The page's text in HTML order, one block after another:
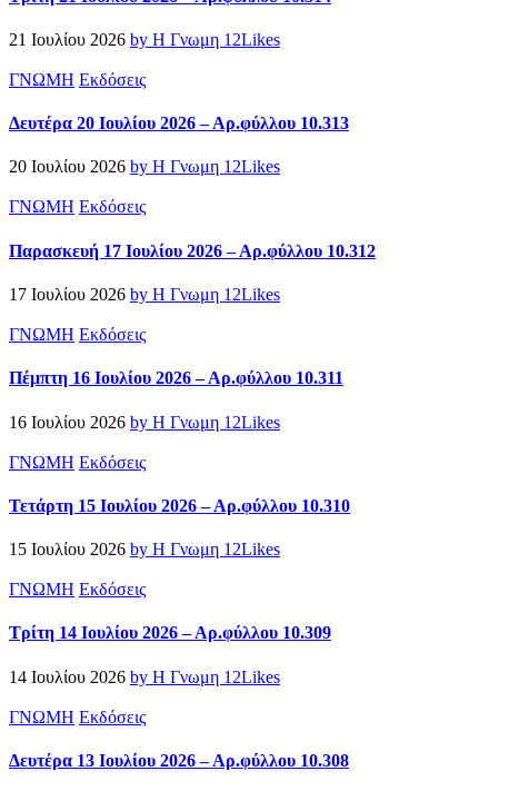
21 Ιουλίου 2026 by Η Γνωμη 12Likes
ΓΝΩΜΗ Εκδόσεις
Δευτέρα 20 Ιουλίου 2026 – Αρ.φύλλου 10.313
20 Ιουλίου 2026 by Η Γνωμη 12Likes
ΓΝΩΜΗ Εκδόσεις
Παρασκευή 17 Ιουλίου 2026 – Αρ.φύλλου 10.312
17 Ιουλίου 2026 by Η Γνωμη 12Likes
ΓΝΩΜΗ Εκδόσεις
Πέμπτη 16 Ιουλίου 2026 – Αρ.φύλλου 10.311
16 Ιουλίου 2026 by Η Γνωμη 12Likes
ΓΝΩΜΗ Εκδόσεις
Τετάρτη 15 Ιουλίου 2026 – Αρ.φύλλου 10.310
15 Ιουλίου 2026 by Η Γνωμη 12Likes
ΓΝΩΜΗ Εκδόσεις
Τρίτη 14 Ιουλίου 2026 – Αρ.φύλλου 10.309
14 Ιουλίου 2026 by Η Γνωμη 12Likes
ΓΝΩΜΗ Εκδόσεις
Δευτέρα 13 Ιουλίου 2026 – Αρ.φύλλου 10.308